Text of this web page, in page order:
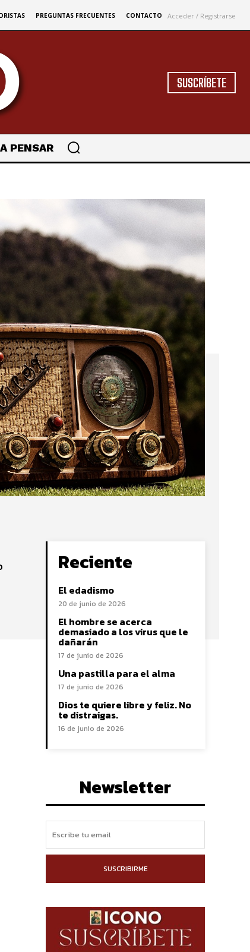
PREGUNTAS FRECUENTES CONTACTO Acceder / Registrarse
SUSCRÍBETE
PENSAR
Reciente
El edadismo
20 de junio de 2026
El hombre se acerca
demasiado a los virus que le
dañarán
17 de junio de 2026
Una pastilla para el alma
17 de junio de 2026
Dios te quiere libre y feliz. No
te distraigas.
16 de junio de 2026
Newsletter
SUSCRIBIRME